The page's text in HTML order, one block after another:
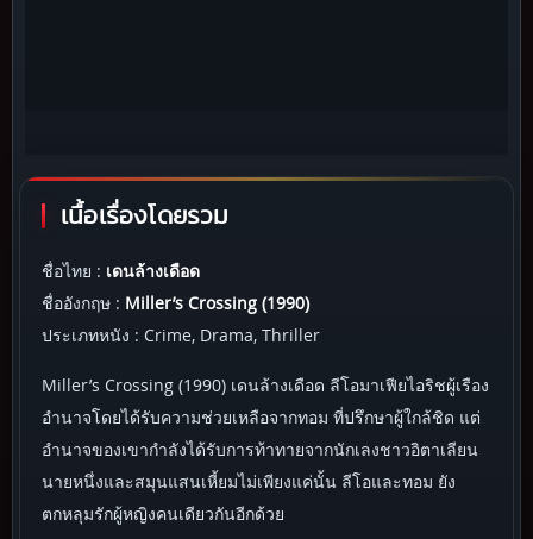
เนื้อเรื่องโดยรวม
ชื่อไทย : เดนล้างเดือด
ชื่ออังกฤษ : Miller’s Crossing (1990)
ประเภทหนัง : Crime, Drama, Thriller
Miller’s Crossing (1990) เดนล้างเดือด ลีโอมาเฟียไอริชผู้เรือง
อำนาจโดยได้รับความช่วยเหลือจากทอม ที่ปรึกษาผู้ใกล้ชิด แต่
อำนาจของเขากำลังได้รับการท้าทายจากนักเลงชาวอิตาเลียน
นายหนึ่งและสมุนแสนเหี้ยมไม่เพียงแค่นั้น ลีโอและทอม ยัง
ตกหลุมรักผู้หญิงคนเดียวกันอีกด้วย